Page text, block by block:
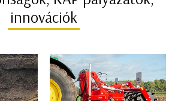
innovációk